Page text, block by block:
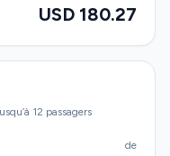
USD 180.27
12 passagers
de